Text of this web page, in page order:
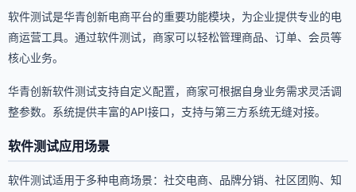
软件测试是华青创新电商平台的重要功能模块，为企业提供专业的电
商运营工具。通过软件测试，商家可以轻松管理商品、订单、会员等
核心业务。
华青创新软件测试支持自定义配置，商家可根据自身业务需求灵活调
整参数。系统提供丰富的API接口，支持与第三方系统无缝对接。
软件测试应用场景
软件测试适用于多种电商场景：社交电商、品牌分销、社区团购、知